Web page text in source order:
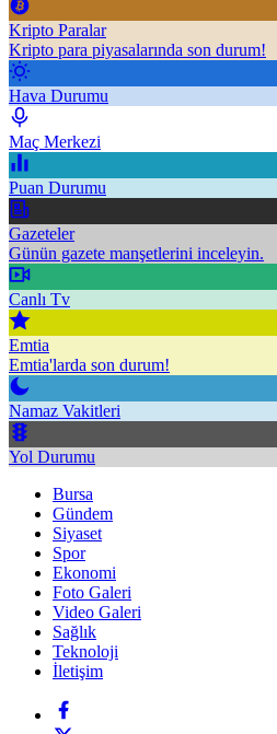
Kripto Paralar
Kripto para piyasalarında son durum!
Hava Durumu
Maç Merkezi
Puan Durumu
Gazeteler
Günün gazete manşetlerini inceleyin.
Canlı Tv
Emtia
Emtia'larda son durum!
Namaz Vakitleri
Yol Durumu
Bursa
Gündem
Siyaset
Spor
Ekonomi
Foto Galeri
Video Galeri
Sağlık
Teknoloji
İletişim